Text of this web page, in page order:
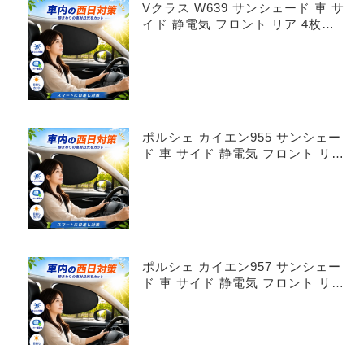
Vクラス W639 サンシェード 車 サ
イド 静電気 フロント リア 4枚セ
ポルシェ カイエン955 サンシェー
ド 車 サイド 静電気 フロント リア
ポルシェ カイエン957 サンシェー
ド 車 サイド 静電気 フロント リア